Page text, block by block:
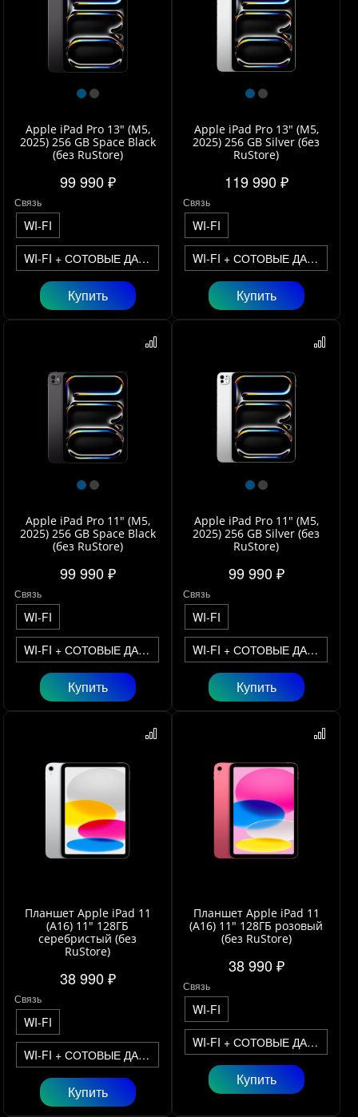
Apple iPad Pro 13" (M5,
2025) 256 GB Space Black
(без RuStore)
99 990 ₽
Связь
WI-FI
WI-FI + СОТОВЫЕ ДАННЫЕ
Купить
Apple iPad Pro 13" (M5,
2025) 256 GB Silver (без
RuStore)
119 990 ₽
Связь
WI-FI
WI-FI + СОТОВЫЕ ДАННЫЕ
Купить
Apple iPad Pro 11" (M5,
2025) 256 GB Space Black
(без RuStore)
99 990 ₽
Связь
WI-FI
WI-FI + СОТОВЫЕ ДАННЫЕ
Купить
Apple iPad Pro 11" (M5,
2025) 256 GB Silver (без
RuStore)
99 990 ₽
Связь
WI-FI
WI-FI + СОТОВЫЕ ДАННЫЕ
Купить
Планшет Apple iPad 11
(A16) 11" 128ГБ
серебристый (без
RuStore)
38 990 ₽
Связь
WI-FI
WI-FI + СОТОВЫЕ ДАННЫЕ
Купить
Планшет Apple iPad 11
(A16) 11" 128ГБ розовый
(без RuStore)
38 990 ₽
Связь
WI-FI
WI-FI + СОТОВЫЕ ДАННЫЕ
Купить